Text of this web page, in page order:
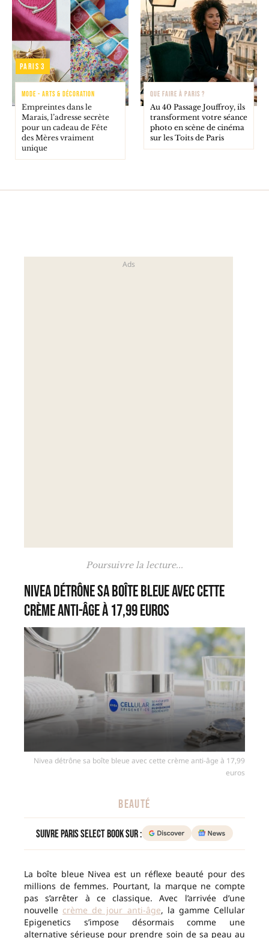
Paris 3
MODE - ARTS & DÉCORATION
Empreintes dans le
Marais, l’adresse secrète
pour un cadeau de Fête
des Mères vraiment
unique
QUE FAIRE À PARIS ?
Au 40 Passage Jouffroy, ils
transforment votre séance
photo en scène de cinéma
sur les Toits de Paris
Poursuivre la lecture...
Nivea détrône sa boîte bleue avec cette
crème anti-âge à 17,99 euros
Nivea détrône sa boîte bleue avec cette crème anti-âge à 17,99
euros
BEAUTÉ
Suivre Paris Select Book sur :
La boîte bleue Nivea est un réflexe beauté pour des
millions de femmes. Pourtant, la marque ne compte
pas s’arrêter à ce classique. Avec l’arrivée d’une
nouvelle crème de jour anti-âge, la gamme Cellular
Epigenetics s’impose désormais comme une
alternative sérieuse pour prendre soin de sa peau au